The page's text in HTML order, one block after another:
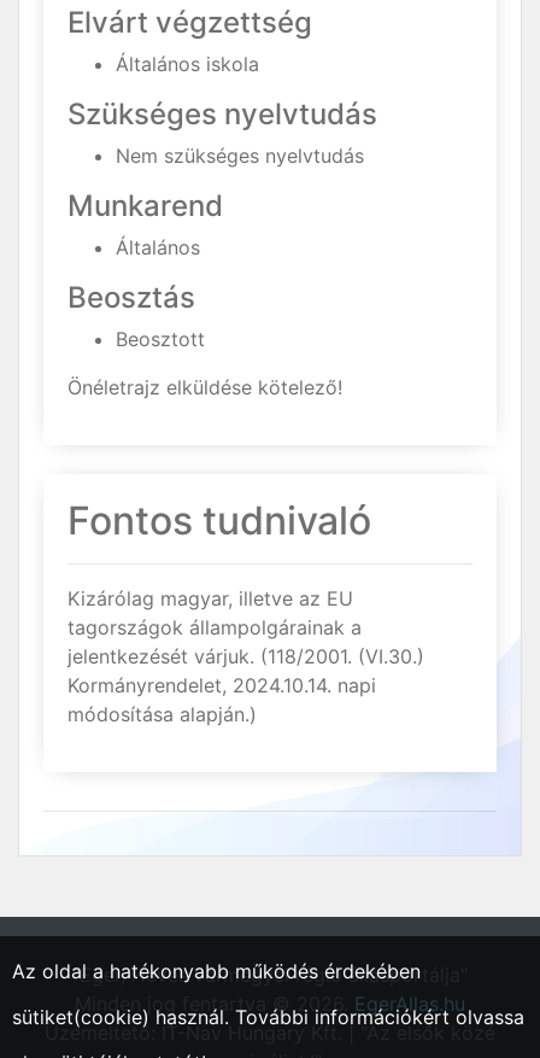
Elvárt végzettség
Általános iskola
Szükséges nyelvtudás
Nem szükséges nyelvtudás
Munkarend
Általános
Beosztás
Beosztott
Önéletrajz elküldése kötelező!
Fontos tudnivaló
Kizárólag magyar, illetve az EU
tagországok állampolgárainak a
jelentkezését várjuk. (118/2001. (VI.30.)
Kormányrendelet, 2024.10.14. napi
módosítása alapján.)
"Eger, Heves vármegyei régió állásportálja"
Minden jog fentartva © 2026. EgerAllas.hu
Üzemeltető: IT-Nav Hungary Kft. | "Az elsők közé
Az oldal a hatékonyabb működés érdekében
sütiket(cookie) használ. További információkért olvassa